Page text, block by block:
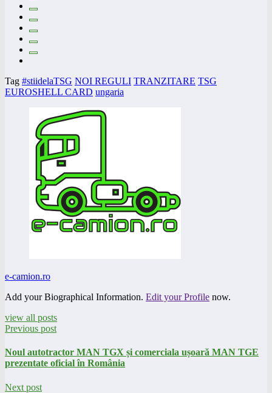
Tag #stiidelaTSG NOI REGULI TRANZITARE TSG
EUROSHELL CARD ungaria
e-camion.ro
Add your Biographical Information. Edit your Profile now.
view all posts
Previous post
Noul autotractor MAN TGX și comerciala ușoară MAN TGE
prezentate oficial în România
Next post